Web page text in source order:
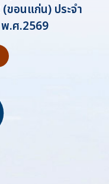
ขอนแก่น) ประจำ
.ศ.2569